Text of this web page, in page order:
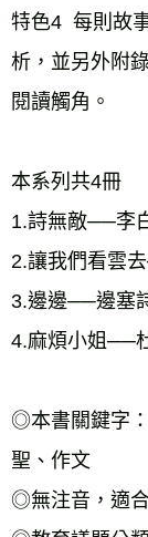
特色4  每則故
析，並另外附
閱讀觸角。
本系列共4冊
1.詩無敵──李
2.讓我們看雲
3.邊邊──邊塞
4.麻煩小姐──
◎本書關鍵字
聖、作文
◎無注音，適